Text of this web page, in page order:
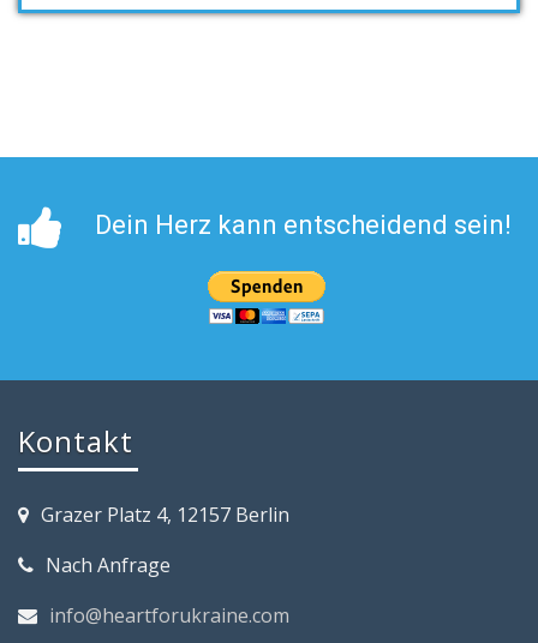
Dein Herz kann entscheidend sein!
Kontakt
Grazer Platz 4, 12157 Berlin
Nach Anfrage
info@heartforukraine.com